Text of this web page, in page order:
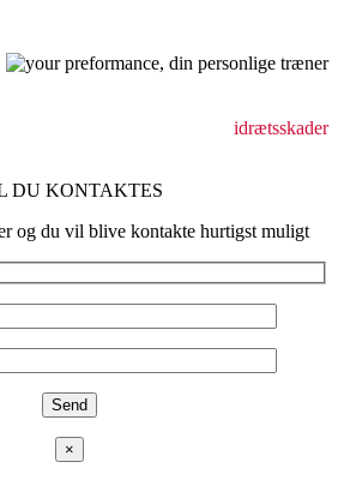
idrætsskader
DU KONTAKTES
og du vil blive kontakte hurtigst muligt
×